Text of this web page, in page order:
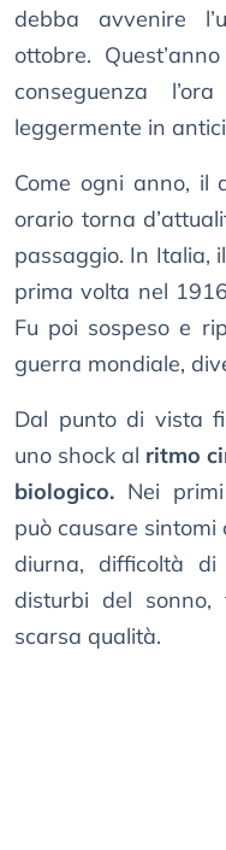
debba avvenire
ottobre.
conseguenza
leggermente in
Come ogni anno, il
orario torna
passaggio. In Italia,
prima volta nel
Fu poi sospeso e
guerra mondiale,
Dal punto di vista
uno shock al ritmo
biologico. Nei
può causare sintomi
diurna, difficoltà di
disturbi del
scarsa qualità.